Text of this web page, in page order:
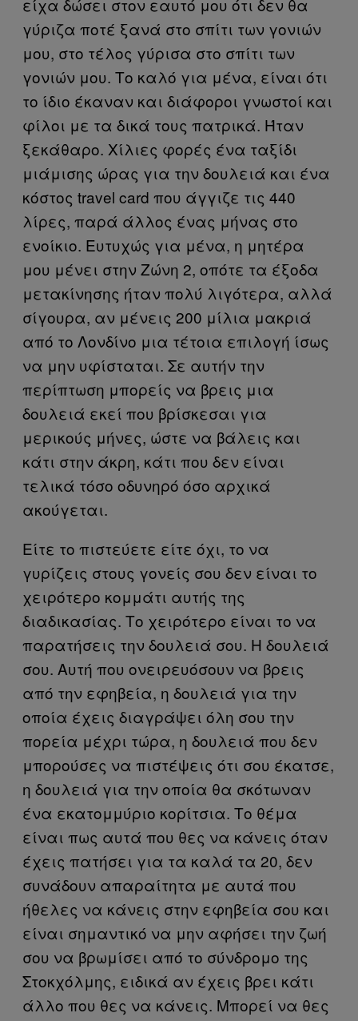
είχα δώσει στον εαυτό μου ότι δεν θα
γύριζα ποτέ ξανά στο σπίτι των γονιών
μου, στο τέλος γύρισα στο σπίτι των
γονιών μου. Το καλό για μένα, είναι ότι
το ίδιο έκαναν και διάφοροι γνωστοί και
φίλοι με τα δικά τους πατρικά. Ήταν
ξεκάθαρο. Χίλιες φορές ένα ταξίδι
μιάμισης ώρας για την δουλειά και ένα
κόστος travel card που άγγιζε τις 440
λίρες, παρά άλλος ένας μήνας στο
ενοίκιο. Ευτυχώς για μένα, η μητέρα
μου μένει στην Ζώνη 2, οπότε τα έξοδα
μετακίνησης ήταν πολύ λιγότερα, αλλά
σίγουρα, αν μένεις 200 μίλια μακριά
από το Λονδίνο μια τέτοια επιλογή ίσως
να μην υφίσταται. Σε αυτήν την
περίπτωση μπορείς να βρεις μια
δουλειά εκεί που βρίσκεσαι για
μερικούς μήνες, ώστε να βάλεις και
κάτι στην άκρη, κάτι που δεν είναι
τελικά τόσο οδυνηρό όσο αρχικά
ακούγεται.
Είτε το πιστεύετε είτε όχι, το να
γυρίζεις στους γονείς σου δεν είναι το
χειρότερο κομμάτι αυτής της
διαδικασίας. Το χειρότερο είναι το να
παρατήσεις την δουλειά σου. Η δουλειά
σου. Αυτή που ονειρευόσουν να βρεις
από την εφηβεία, η δουλειά για την
οποία έχεις διαγράψει όλη σου την
πορεία μέχρι τώρα, η δουλειά που δεν
μπορούσες να πιστέψεις ότι σου έκατσε,
η δουλειά για την οποία θα σκότωναν
ένα εκατομμύριο κορίτσια. Το θέμα
είναι πως αυτά που θες να κάνεις όταν
έχεις πατήσει για τα καλά τα 20, δεν
συνάδουν απαραίτητα με αυτά που
ήθελες να κάνεις στην εφηβεία σου και
είναι σημαντικό να μην αφήσει την ζωή
σου να βρωμίσει από το σύνδρομο της
Στοκχόλμης, ειδικά αν έχεις βρει κάτι
άλλο που θες να κάνεις. Μπορεί να θες